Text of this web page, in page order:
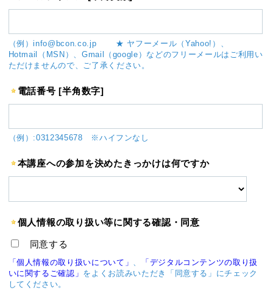
（例）info@bcon.co.jp ★ ヤフーメール（Yahoo!）、
Hotmail（MSN）、Gmail（google）などのフリーメールはご利用い
ただけませんので、ご了承ください。
電話番号 [半角数字]
（例）:0312345678 ※ハイフンなし
本講座への参加を決めたきっかけは何ですか
個人情報の取り扱い等に関する確認・同意
同意する
「個人情報の取り扱いについて」 、
「デジタルコンテンツの取り扱
いに関するご確認」 をよくお読みいただき「同意する」にチェック
してください。